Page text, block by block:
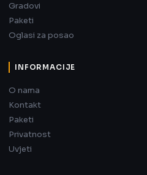
Gradovi
Paketi
Oglasi za posao
INFORMACIJE
O nama
Kontakt
Paketi
Privatnost
Uvjeti